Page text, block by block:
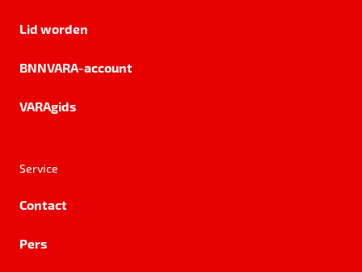
Lid worden
BNNVARA-account
VARAgids
Service
Contact
Pers